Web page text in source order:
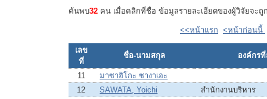
ค้นพบ32 คน เมื่อคลิกที่ชื่อ ข้อมูลรายละเอียดของผู้วิจัยจะถู
<<หน้าแรก <หน้าก่อนนี้
เลข
ที่
ชื่อ-นามสกุล องค์กร
11
มาซาฮิโกะ ซางาเอะ
12
SAWATA, Yoichi สำนักงานบริหาร